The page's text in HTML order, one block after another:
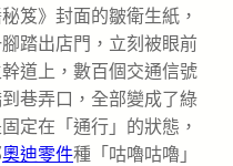
笈》封面的皺衛生紙，
踏出店門，立刻被眼前
道上，數百個交通信號
巷弄口，全部變成了綠
定在「通行」的狀態，
奧迪零件種「咕嚕咕嚕」